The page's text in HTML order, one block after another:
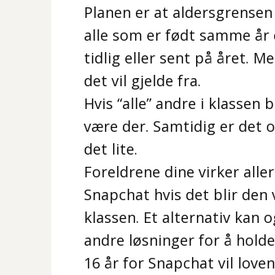
Planen er at
alle som er født samme
tidlig eller sent på året.
det vil gjelde fra.
Hvis “alle” andre i
være der. Samtidig er det
det lite.
Foreldrene dine virker
Snapchat hvis det blir
klassen. Et alternativ kan
andre løsninger for å
16 år for Snapchat vil